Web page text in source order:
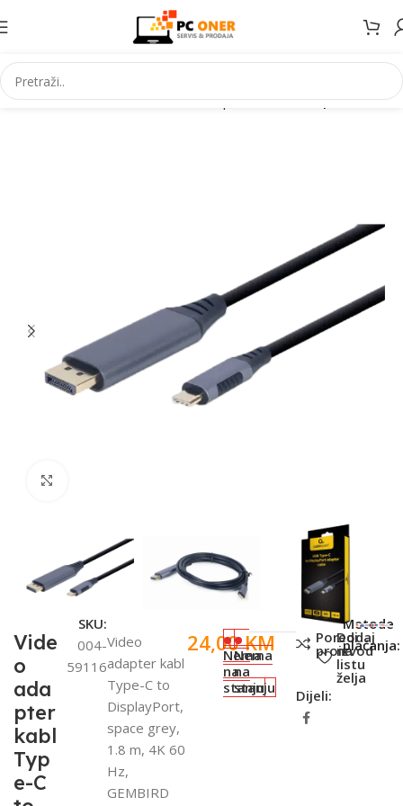
Početna Informatika Kablovi i adapteri Video adapteri
Vide
o
ada
pter
kabl
Typ
e-C
SKU:
004-
59116
Video
adapter kabl
Type-C to
DisplayPort,
space grey,
1.8 m, 4K 60
Hz,
GEMBIRD
24,00KM
Nema
na
stanju
Nema
na
stanju
Poredi
proizvod
Dodaj
na
listu
želja
Dijeli:
Metode
plaćanja: